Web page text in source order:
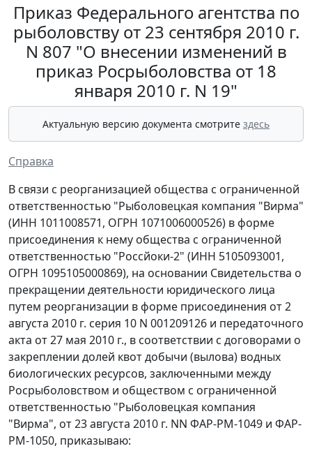
Приказ Федерального агентства по
рыболовству от 23 сентября 2010 г.
N 807 "О внесении изменений в
приказ Росрыболовства от 18
января 2010 г. N 19"
Актуальную версию документа смотрите здесь
Справка
В связи с реорганизацией общества с ограниченной
ответственностью "Рыболовецкая компания "Вирма"
(ИНН 1011008571, ОГРН 1071006000526) в форме
присоединения к нему общества с ограниченной
ответственностью "Россйоки-2" (ИНН 5105093001,
ОГРН 1095105000869), на основании Свидетельства о
прекращении деятельности юридического лица
путем реорганизации в форме присоединения от 2
августа 2010 г. серия 10 N 001209126 и передаточного
акта от 27 мая 2010 г., в соответствии с договорами о
закреплении долей квот добычи (вылова) водных
биологических ресурсов, заключенными между
Росрыболовством и обществом с ограниченной
ответственностью "Рыболовецкая компания
"Вирма", от 23 августа 2010 г. NN ФАР-РМ-1049 и ФАР-
РМ-1050, приказываю: